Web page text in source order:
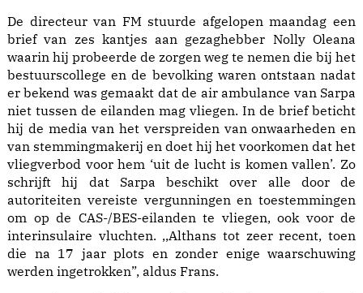
De directeur van FM stuurde afgelopen maandag een
brief van zes kantjes aan gezaghebber Nolly Oleana
waarin hij probeerde de zorgen weg te nemen die bij het
bestuurscollege en de bevolking waren ontstaan nadat
er bekend was gemaakt dat de air ambulance van Sarpa
niet tussen de eilanden mag vliegen. In de brief beticht
hij de media van het verspreiden van onwaarheden en
van stemmingmakerij en doet hij het voorkomen dat het
vliegverbod voor hem ‘uit de lucht is komen vallen’. Zo
schrijft hij dat Sarpa beschikt over alle door de
autoriteiten vereiste vergunningen en toestemmingen
om op de CAS-/BES-eilanden te vliegen, ook voor de
interinsulaire vluchten. ,,Althans tot zeer recent, toen
die na 17 jaar plots en zonder enige waarschuwing
werden ingetrokken”, aldus Frans.